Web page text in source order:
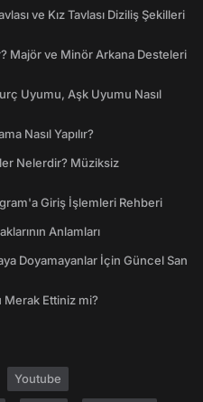
ve Kız Tavlası Diziliş Şekilleri
Majör ve Minör Arkana Desteleri
Uyumu, Aşk Uyumu Nasıl
Nasıl Yapılır?
Nelerdir? Müziksiz
Giriş İşlemleri Rehberi
Anlamları
Doyamayanlar İçin Güncel San
Ettiniz mi?
Youtube